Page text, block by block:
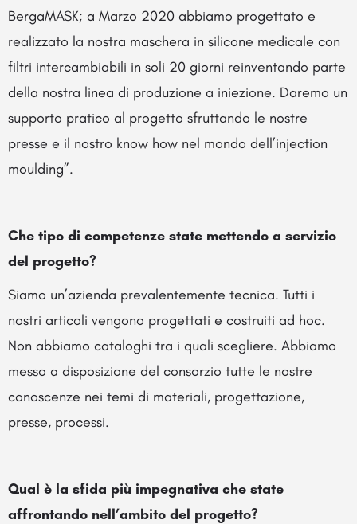
BergaMASK; a Marzo 2020 abbiamo progettato e
realizzato la nostra maschera in silicone medicale con
filtri intercambiabili in soli 20 giorni reinventando parte
della nostra linea di produzione a iniezione. Daremo un
supporto pratico al progetto sfruttando le nostre
presse e il nostro know how nel mondo dell’injection
moulding”.
Che tipo di competenze state mettendo a servizio
del progetto?
Siamo un’azienda prevalentemente tecnica. Tutti i
nostri articoli vengono progettati e costruiti ad hoc.
Non abbiamo cataloghi tra i quali scegliere. Abbiamo
messo a disposizione del consorzio tutte le nostre
conoscenze nei temi di materiali, progettazione,
presse, processi.
Qual è la sfida più impegnativa che state
affrontando nell’ambito del progetto?